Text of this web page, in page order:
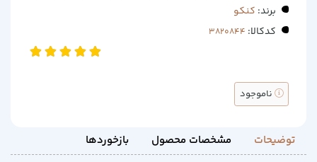
برند: کنکو
کدکالا:
ناموجود
توضیحات مشخصات محصول بازخوردها